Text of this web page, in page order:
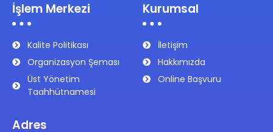
İşlem Merkezi
Kalite Politikası
Organizasyon Şeması
Üst Yönetim
Taahhütnamesi
Kurumsal
İletişim
Hakkımızda
Online Başvuru
Adres